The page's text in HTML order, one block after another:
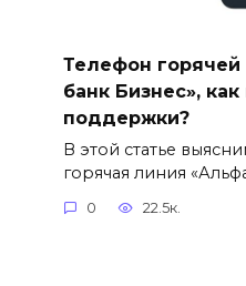
Телефон
банк Бизнес»,
поддержки?
В этой статье
горячая линия
0 22.5к.